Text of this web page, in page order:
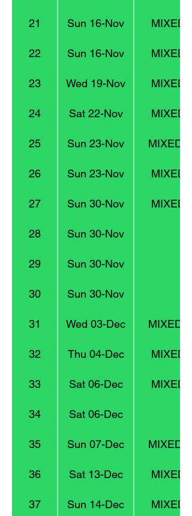
21 Sun 16-Nov MIXED
22 Sun 16-Nov MIXED
23 Wed 19-Nov MIXED
24 Sat 22-Nov MIXED
25 Sun 23-Nov MIXED 4
26 Sun 23-Nov MIXED
27 Sun 30-Nov MIXED
28 Sun 30-Nov
29 Sun 30-Nov
30 Sun 30-Nov
31 Wed 03-Dec MIXED 4
32 Thu 04-Dec MIXED
33 Sat 06-Dec MIXED
34 Sat 06-Dec
35 Sun 07-Dec MIXED 4
36 Sat 13-Dec MIXED
37 Sun 14-Dec MIXED